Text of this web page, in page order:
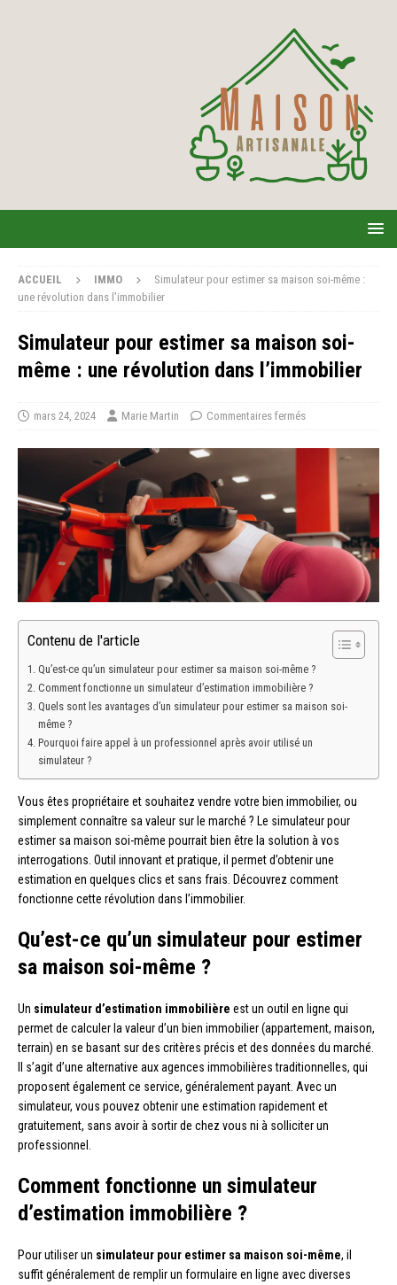
ACCUEIL IMMO
Simulateur pour estimer sa maison soi-même :
une révolution dans l’immobilier
Simulateur pour estimer sa maison soi-
même : une révolution dans l’immobilier
mars 24, 2024 Marie Martin Commentaires fermés
Contenu de l'article
Qu’est-ce qu’un simulateur pour estimer sa maison soi-même ?
Comment fonctionne un simulateur d’estimation immobilière ?
Quels sont les avantages d’un simulateur pour estimer sa maison soi-
même ?
Pourquoi faire appel à un professionnel après avoir utilisé un
simulateur ?
Vous êtes propriétaire et souhaitez vendre votre bien immobilier, ou
simplement connaître sa valeur sur le marché ? Le simulateur pour
estimer sa maison soi-même pourrait bien être la solution à vos
interrogations. Outil innovant et pratique, il permet d’obtenir une
estimation en quelques clics et sans frais. Découvrez comment
fonctionne cette révolution dans l’immobilier.
Qu’est-ce qu’un simulateur pour estimer
sa maison soi-même ?
Un simulateur d’estimation immobilière est un outil en ligne qui
permet de calculer la valeur d’un bien immobilier (appartement, maison,
terrain) en se basant sur des critères précis et des données du marché.
Il s’agit d’une alternative aux agences immobilières traditionnelles, qui
proposent également ce service, généralement payant. Avec un
simulateur, vous pouvez obtenir une estimation rapidement et
gratuitement, sans avoir à sortir de chez vous ni à solliciter un
professionnel.
Comment fonctionne un simulateur
d’estimation immobilière ?
Pour utiliser un simulateur pour estimer sa maison soi-même, il
suffit généralement de remplir un formulaire en ligne avec diverses